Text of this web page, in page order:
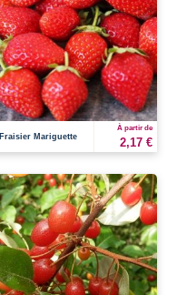
Fraisier Mariguette
À partir de
2,17 €